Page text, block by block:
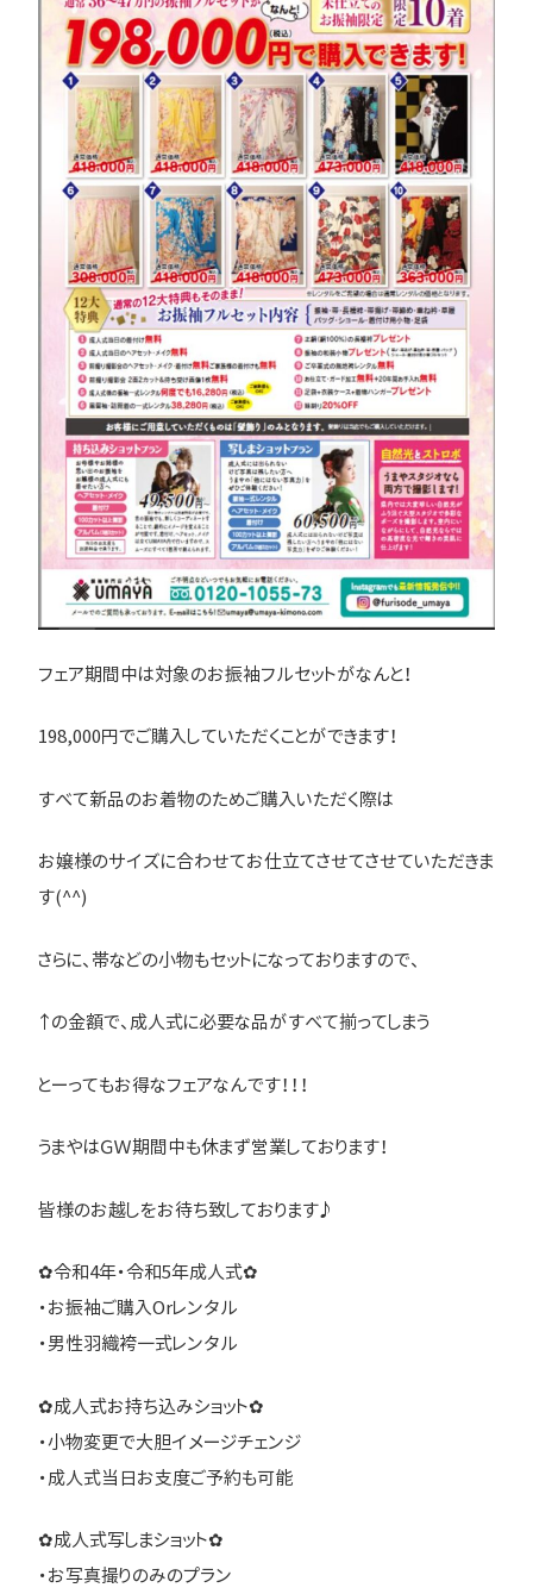
フェア期間中は対象のお振袖フルセットがなんと！
198,000円でご購入していただくことができます！
すべて新品のお着物のためご購入いただく際は
お嬢様のサイズに合わせてお仕立てさせてさせていただきま
す(^^)
さらに、帯などの小物もセットになっておりますので、
↑の金額で、成人式に必要な品がすべて揃ってしまう
とーってもお得なフェアなんです！！！
うまやはＧＷ期間中も休まず営業しております！
皆様のお越しをお待ち致しております♪
✿令和4年・令和5年成人式✿
・お振袖ご購入Orレンタル
・男性羽織袴一式レンタル
✿成人式お持ち込みショット✿
・小物変更で大胆イメージチェンジ
・成人式当日お支度ご予約も可能
✿成人式写しまショット✿
・お写真撮りのみのプラン